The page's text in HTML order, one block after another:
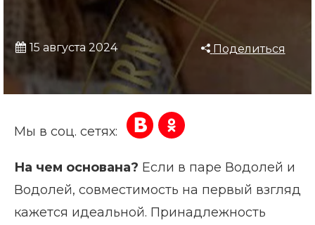
15 августа 2024 Поделиться
Мы в соц. сетях:
На чем основана? Если в паре Водолей и
Водолей, совместимость на первый взгляд
кажется идеальной. Принадлежность